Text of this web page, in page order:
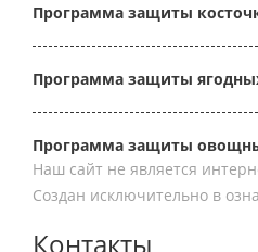
Программа защиты
Программа защиты
Программа защиты
Наш сайт не является
Создан исключительно в
Контакты